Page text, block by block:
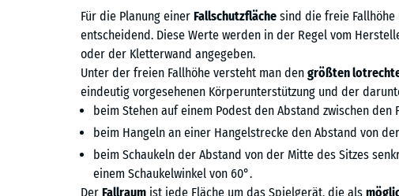
Für die Planung einer Fallschutzfläche sind die freie Fallhöhe
entscheidend. Diese Werte werden in der Regel vom
oder der Kletterwand angegeben.
Unter der freien Fallhöhe versteht man den größten
eindeutig vorgesehenen Körperunterstützung und der
beim Stehen auf einem Podest den Abstand zwischen den
beim Hangeln an einer Hangelstrecke den Abstand von
beim Schaukeln der Abstand von der Mitte des Sitzes
einem Schaukelwinkel von 60°.
Der Fallraum ist jede Fläche um das Spielgerät, die als